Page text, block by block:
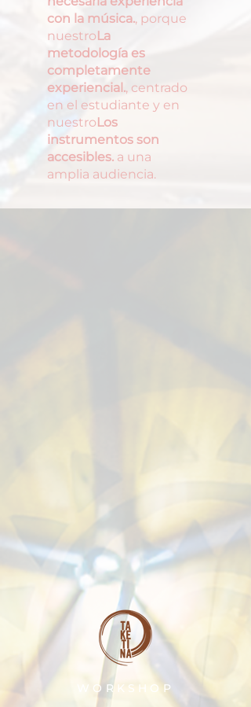
con la música., porque
nuestroLa
metodología es
completamente
experiencial., centrado
en el estudiante y en
nuestroLos
instrumentos son
accesibles. a una
amplia audiencia.
WORKSHOP